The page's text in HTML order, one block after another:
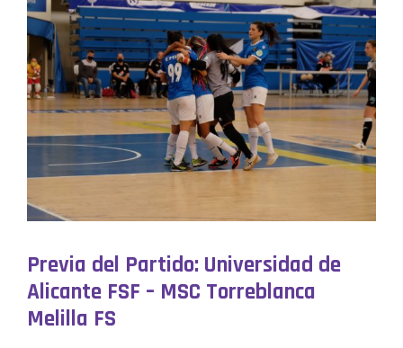
Previa del Partido: Universidad de
Alicante FSF – MSC Torreblanca
Melilla FS